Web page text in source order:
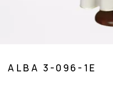
ALBA 3-096-1E